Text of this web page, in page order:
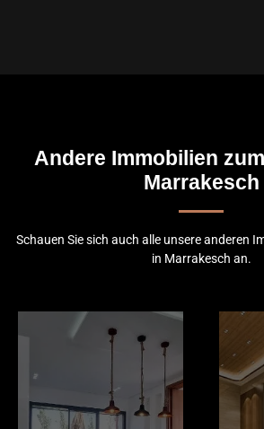
Andere Immobilien
Marrakesch
Schauen Sie sich auch alle unsere anderen
in Marrakesch an.